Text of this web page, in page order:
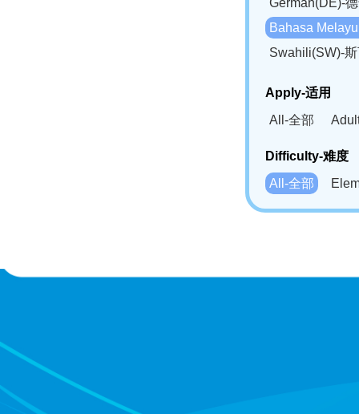
German(DE)-
Bahasa
Swahili(SW)-
Apply-适用
All-全部
Difficulty-难度
All-全部